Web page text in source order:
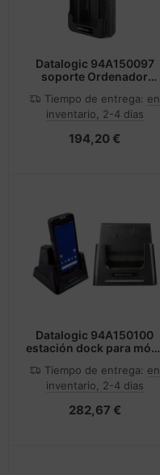
Datalogic 94A150097
soporte Ordenador
Tiempo de entrega: en
inventario, 2-4 dias
194,20 €
Datalogic 94A150100
estación dock para móvil
Tiempo de entrega: en
inventario, 2-4 dias
282,67 €